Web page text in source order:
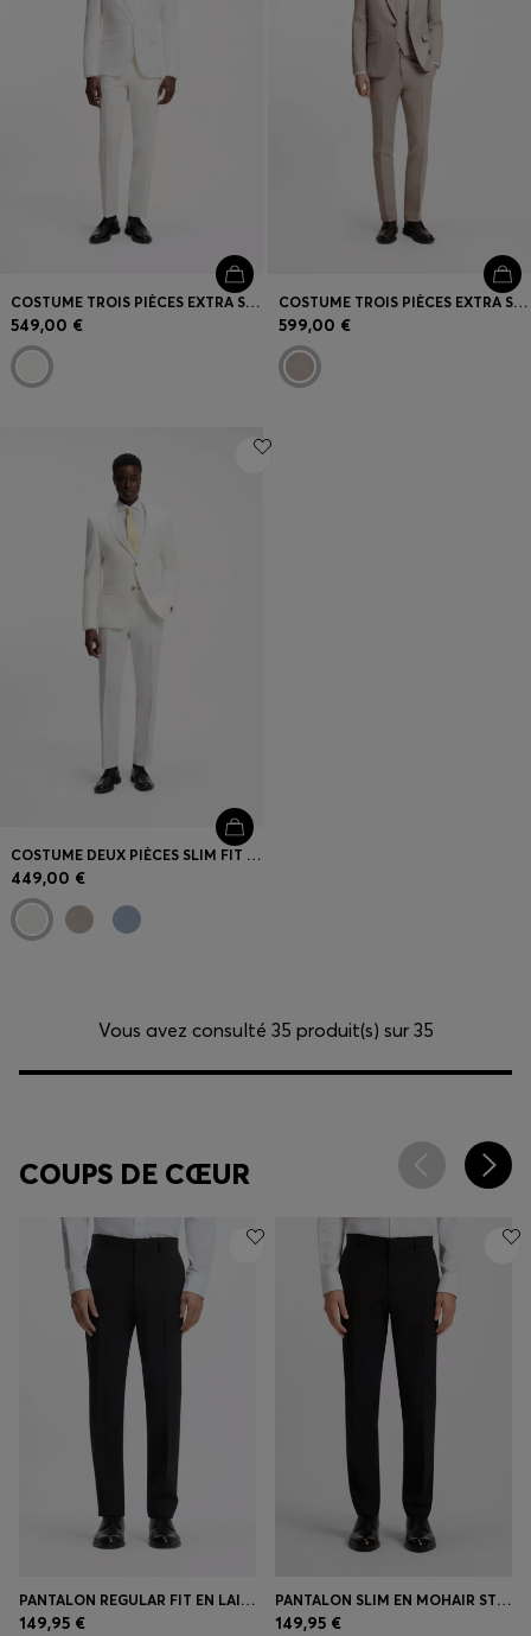
COSTUME TROIS PIÈCES EXTRA SLIM EN SEERSUCKER DE COTON STRETCH
549,00 €
COSTUME TROIS PIÈCES EXTRA SLIM
599,00 €
COSTUME DEUX PIÈCES SLIM FIT EN COTON ET LIN
449,00 €
Vous avez consulté 35 produit(s) sur 35
COUPS DE CŒUR
PANTALON REGULAR FIT EN LAINE STRETCH
149,95 €
PANTALON SLIM EN MOHAIR STRETCH
149,95 €